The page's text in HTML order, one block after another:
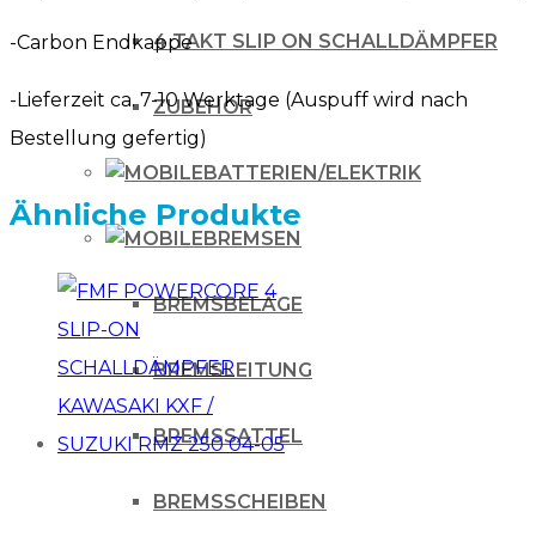
4 TAKT SLIP ON SCHALLDÄMPFER
ZUBEHÖR
BATTERIEN/ELEKTRIK
BREMSEN
BREMSBELÄGE
BREMSLEITUNG
BREMSSATTEL
BREMSSCHEIBEN
26
-Carbon Endkappe
-Lieferzeit ca. 7-10 Werktage (Auspuff wird nach
Bestellung gefertig)
Ähnliche Produkte